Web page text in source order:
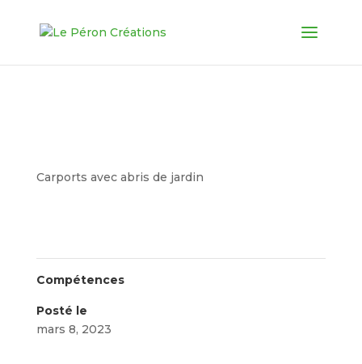
Carports avec abris de jardin
Compétences
Posté le
mars 8, 2023